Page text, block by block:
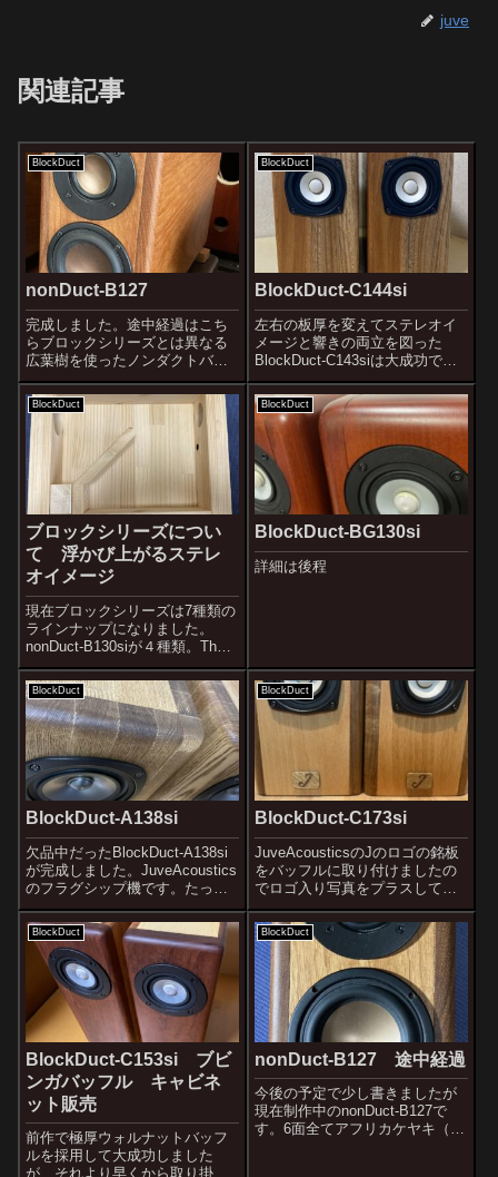
juve
関連記事
BlockDuct
nonDuct-B127
完成しました。途中経過はこち
らブロックシリーズとは異なる
広葉樹を使ったノンダクトバス
レフ式スピーカーです。現在ア
サメラ材（アフリカンチーク）
を使ったnonDuct-B126がありま
すが、今度はアパ材（アフリカ
ケヤキ）です。アフリカ産のよ
く似...
BlockDuct
BlockDuct-C144si
左右の板厚を変えてステレオイ
メージと響きの両立を図った
BlockDuct-C143siは大成功でし
た。音は大成功でしたが、左右
非対称のデザインが多少気には
なっていました。購入して頂い
た方からはデザインも好きで
す、とおっしゃって頂きました
が今...
BlockDuct
ブロックシリーズについ
て 浮かび上がるステレ
オイメージ
現在ブロックシリーズは7種類の
ラインナップになりました。
nonDuct-B130siが４種類。The
Block BeechとThe Block Ashの
２種類にMAOP版２種類。
nonDuct-B124siが２種類。The
Block A...
BlockDuct
BlockDuct-BG130si
詳細は後程
BlockDuct
BlockDuct-A138si
欠品中だったBlockDuct-A138si
が完成しました。JuveAcoustics
のフラグシップ機です。たった
４インチ口径のユニットでメイ
ンスピーカーを張れるのか？
30Hzの音が出ないとね？現在バ
ージョンアップを重ねマーク6に
なっている...
BlockDuct
BlockDuct-C173si
JuveAcousticsのJのロゴの銘板
をバッフルに取り付けましたの
でロゴ入り写真をプラスしてお
きます。BlockDuct-C154siのグ
レードアップモデルとして設計
してみました。少し大きくなり
ましたが、音の面でも大きくア
ップグレードで...
BlockDuct
BlockDuct-C153si ブビ
ンガバッフル キャビネ
ット販売
前作で極厚ウォルナットバッフ
ルを採用して大成功しました
が、それより早くから取り掛か
BlockDuct
nonDuct-B127 途中経過
今後の予定で少し書きましたが
現在制作中のnonDuct-B127で
す。6面全てアフリカケヤキ（ア